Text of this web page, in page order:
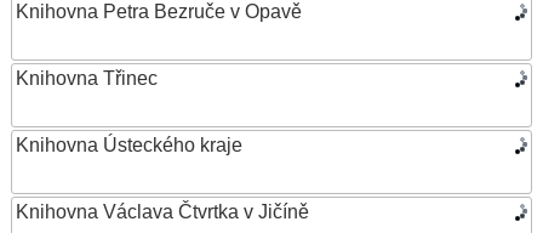
Knihovna Petra Bezruče v Opavě
Knihovna Třinec
Knihovna Ústeckého kraje
Knihovna Václava Čtvrtka v Jičíně